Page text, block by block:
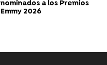
nominados a los Premios
Emmy 2026